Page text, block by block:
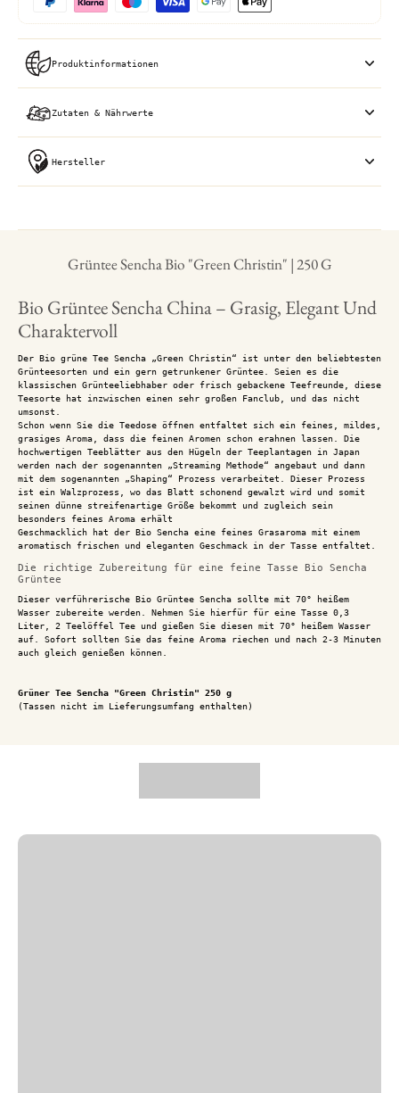
Produktinformationen
Zutaten & Nährwerte
Hersteller
Grüntee Sencha Bio "Green Christin" | 250 G
Bio Grüntee Sencha China – Grasig, Elegant Und
Charaktervoll
Der Bio grüne Tee Sencha „Green Christin“ ist unter den beliebtesten
Grünteesorten und ein gern getrunkener Grüntee. Seien es die
klassischen Grünteeliebhaber oder frisch gebackene Teefreunde, diese
Teesorte hat inzwischen einen sehr großen Fanclub, und das nicht
umsonst.
Schon wenn Sie die Teedose öffnen entfaltet sich ein feines, mildes,
grasiges Aroma, dass die feinen Aromen schon erahnen lassen. Die
hochwertigen Teeblätter aus den Hügeln der Teeplantagen in Japan
werden nach der sogenannten „Streaming Methode“ angebaut und dann
mit dem sogenannten „Shaping“ Prozess verarbeitet. Dieser Prozess
ist ein Walzprozess, wo das Blatt schonend gewalzt wird und somit
seinen dünne streifenartige Größe bekommt und zugleich sein
besonders feines Aroma erhält
Geschmacklich hat der Bio Sencha eine feines Grasaroma mit einem
aromatisch frischen und eleganten Geschmack in der Tasse entfaltet.
Die richtige Zubereitung für eine feine Tasse Bio Sencha
Grüntee
Dieser verführerische Bio Grüntee Sencha sollte mit 70° heißem
Wasser zubereite werden. Nehmen Sie hierfür für eine Tasse 0,3
Liter, 2 Teelöffel Tee und gießen Sie diesen mit 70° heißem Wasser
auf. Sofort sollten Sie das feine Aroma riechen und nach 2-3 Minuten
auch gleich genießen können.
Grüner Tee Sencha "Green Christin" 250 g
(Tassen nicht im Lieferungsumfang enthalten)